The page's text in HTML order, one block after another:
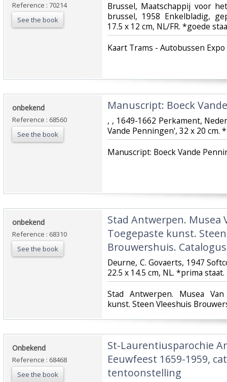
Reference : 70214
See the book
‎Brussel, Maatschappij voor
brussel, 1958 Enkelbladig,
17.5 x 12 cm, NL/FR. *goede
‎Kaart Trams - Autobussen
‎onbekend‎
Reference : 68560
See the book
‎Manuscript: Boeck
‎, , 1649-1662 Perkament,
Vande Penningen', 32 x 20 cm.
‎Manuscript: Boeck Vande
‎onbekend‎
Reference : 68310
See the book
‎Stad Antwerpen. Musea
Toegepaste kunst.
Brouwershuis.
‎Deurne, C. Govaerts, 1947
22.5 x 14.5 cm, NL. *prima staat.‎
‎Stad Antwerpen. Musea
kunst. Steen Vleeshuis
‎Onbekend‎
Reference : 68468
See the book
‎St-Laurentiusparochie
Eeuwfeest 1659-1959,
tentoonstelling‎